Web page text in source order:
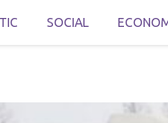
SOCIAL